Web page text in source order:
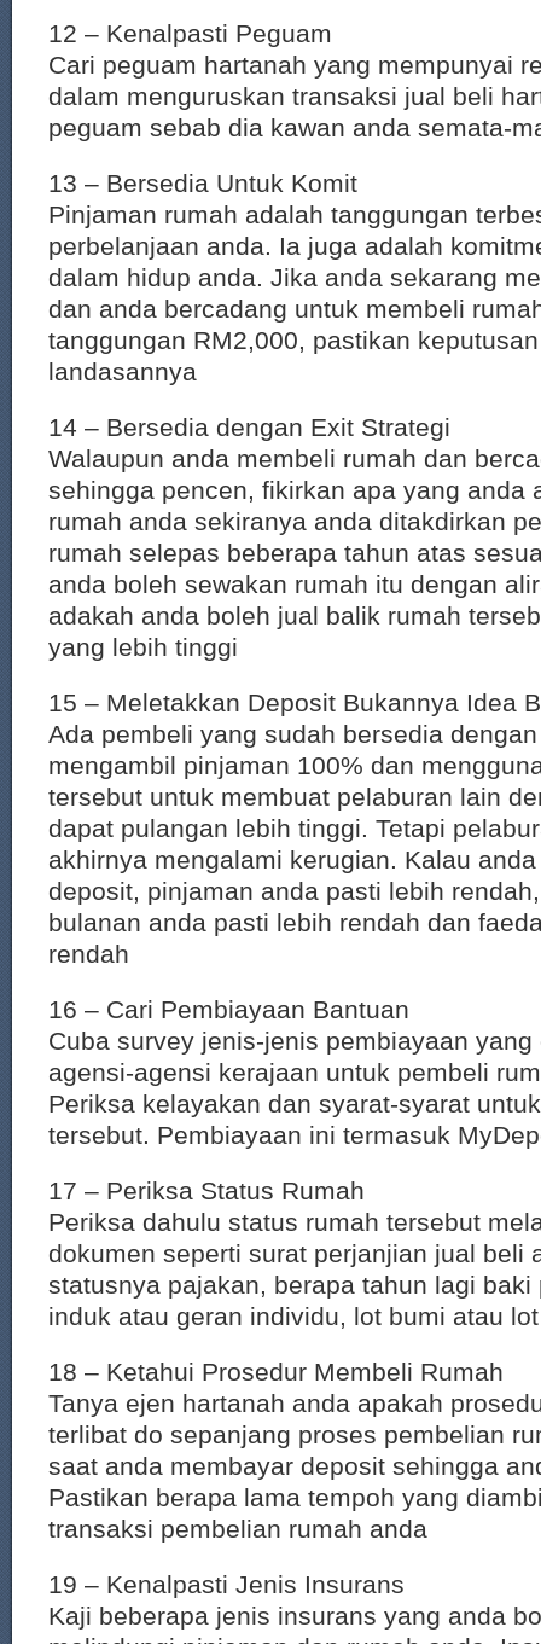
12 – Kenalpasti Peguam
Cari peguam hartanah yang mempunyai
dalam menguruskan transaksi jual beli
peguam sebab dia kawan anda semata-
13 – Bersedia Untuk Komit
Pinjaman rumah adalah tanggungan
perbelanjaan anda. Ia juga adalah
dalam hidup anda. Jika anda sekarang
dan anda bercadang untuk membeli
tanggungan RM2,000, pastikan
landasannya
14 – Bersedia dengan Exit Strategi
Walaupun anda membeli rumah dan
sehingga pencen, fikirkan apa yang anda
rumah anda sekiranya anda ditakdirkan
rumah selepas beberapa tahun atas
anda boleh sewakan rumah itu dengan
adakah anda boleh jual balik rumah
yang lebih tinggi
15 – Meletakkan Deposit Bukannya Idea
Ada pembeli yang sudah bersedia
mengambil pinjaman 100% dan
tersebut untuk membuat pelaburan lain
dapat pulangan lebih tinggi. Tetapi
akhirnya mengalami kerugian. Kalau
deposit, pinjaman anda pasti lebih
bulanan anda pasti lebih rendah dan
rendah
16 – Cari Pembiayaan Bantuan
Cuba survey jenis-jenis pembiayaan
agensi-agensi kerajaan untuk pembeli
Periksa kelayakan dan syarat-syarat
tersebut. Pembiayaan ini termasuk
17 – Periksa Status Rumah
Periksa dahulu status rumah tersebut
dokumen seperti surat perjanjian jual beli
statusnya pajakan, berapa tahun lagi baki
induk atau geran individu, lot bumi atau
18 – Ketahui Prosedur Membeli Rumah
Tanya ejen hartanah anda apakah
terlibat do sepanjang proses pembelian
saat anda membayar deposit sehingga
Pastikan berapa lama tempoh yang
transaksi pembelian rumah anda
19 – Kenalpasti Jenis Insurans
Kaji beberapa jenis insurans yang anda